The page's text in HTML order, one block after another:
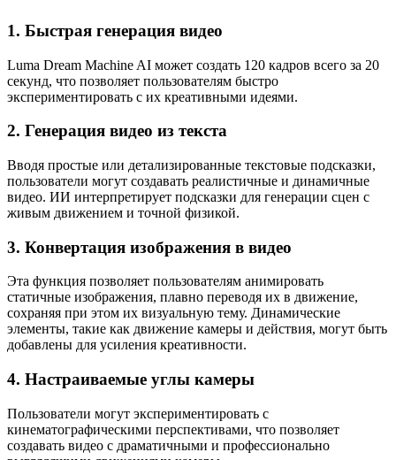
1. Быстрая генерация видео
Luma Dream Machine AI может создать 120 кадров всего за 20
секунд, что позволяет пользователям быстро
экспериментировать с их креативными идеями.
2. Генерация видео из текста
Вводя простые или детализированные текстовые подсказки,
пользователи могут создавать реалистичные и динамичные
видео. ИИ интерпретирует подсказки для генерации сцен с
живым движением и точной физикой.
3. Конвертация изображения в видео
Эта функция позволяет пользователям анимировать
статичные изображения, плавно переводя их в движение,
сохраняя при этом их визуальную тему. Динамические
элементы, такие как движение камеры и действия, могут быть
добавлены для усиления креативности.
4. Настраиваемые углы камеры
Пользователи могут экспериментировать с
кинематографическими перспективами, что позволяет
создавать видео с драматичными и профессионально